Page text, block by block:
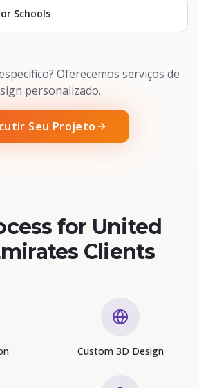
Schools
Oferecemos serviços de
personalizado.
Seu Projeto
for United
Clients
Custom 3D Design